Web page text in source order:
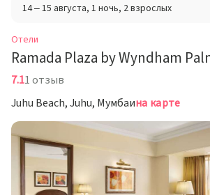
14 – 15 августа, 1 ночь, 2 взрослых
Отели
Ramada Plaza by Wyndham
7.11 отзыв
Juhu Beach, Juhu, Мумбаина карте